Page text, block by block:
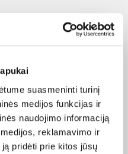
suasmeninti turinį
medijos funkcijas ir
naudojimo informaciją
reklamavimo ir
pridėti prie kitos jūsų
apie prekes
laikas galetu buti trumpesnis.